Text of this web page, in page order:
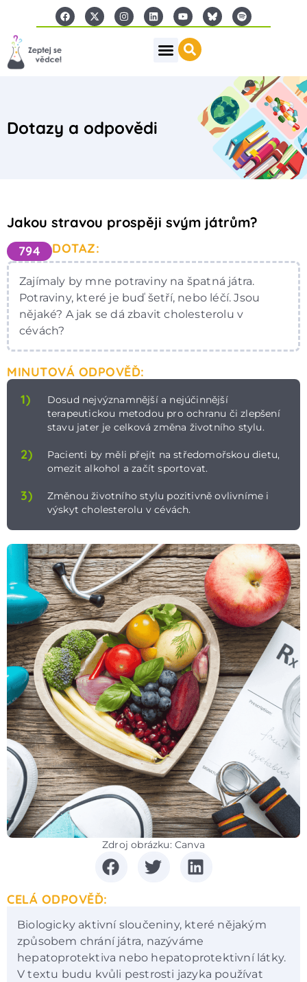
Dotazy a odpovědi
Jakou stravou prospěji svým játrům?
794 DOTAZ:
Zajímaly by mne potraviny na špatná játra.
Potraviny, které je buď šetří, nebo léčí. Jsou
nějaké? A jak se dá zbavit cholesterolu v
cévách?
MINUTOVÁ ODPOVĚĎ:
1)
Dosud nejvýznamnější a nejúčinnější
terapeutickou metodou pro ochranu či zlepšení
stavu jater je celková změna životního stylu.
2)
Pacienti by měli přejít na středomořskou dietu,
omezit alkohol a začít sportovat.
3)
Změnou životního stylu pozitivně ovlivníme i
výskyt cholesterolu v cévách.
Zdroj obrázku: Canva
CELÁ ODPOVĚĎ:
Biologicky aktivní sloučeniny, které nějakým
způsobem chrání játra, nazýváme
hepatoprotektiva nebo hepatoprotektivní látky.
V textu budu kvůli pestrosti jazyka používat